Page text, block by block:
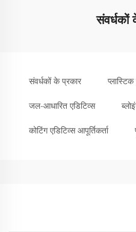
संवर्धकों
संवर्धकों के प्रकार प्लास्टिक
जल-आधारित एडिटिव्स
कोटिंग एडिटिव्स आपूर्तिकर्ता